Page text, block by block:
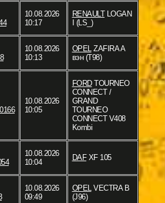
10.08.2026
10:17
RENAULTLOGAN
I (LS_)
10.08.2026
10:13
OPELZAFIRA A
вэн (T98)
10.08.2026
10:05
FORDTOURNEO
CONNECT /
GRAND
TOURNEO
CONNECT V408
Kombi
10.08.2026
10:04
DAFXF 105
10.08.2026
09:49
OPELVECTRA B
(J96)